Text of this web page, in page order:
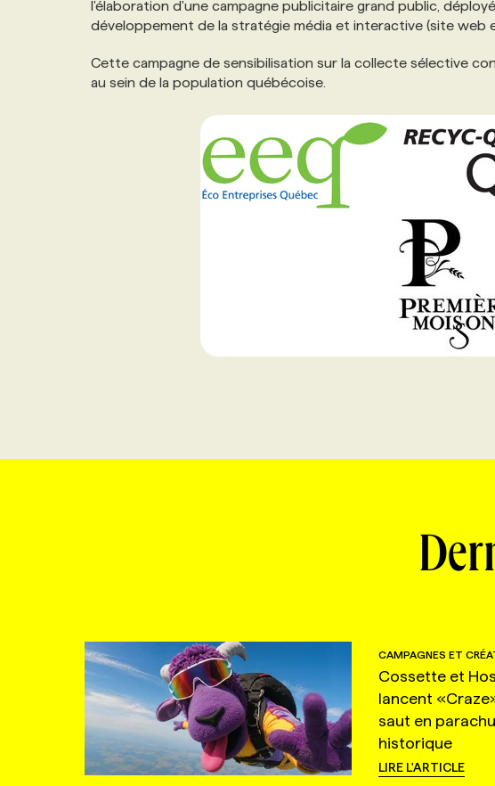
NOS TARIFS
PROGRAMMES DE SUBVENTIONS
ANNONCEZ AVEC NOUS
ANNONCEZ AVEC NOUS
l'élaboration d'une campagne publicitaire grand public,
développement de la stratégie média et interactive (site web
Cette campagne de sensibilisation sur la collecte sélective
au sein de la population québécoise.
CAMPAGNES ET
Cossette et
lancent
saut en
historique
LIRE L'ARTICLE